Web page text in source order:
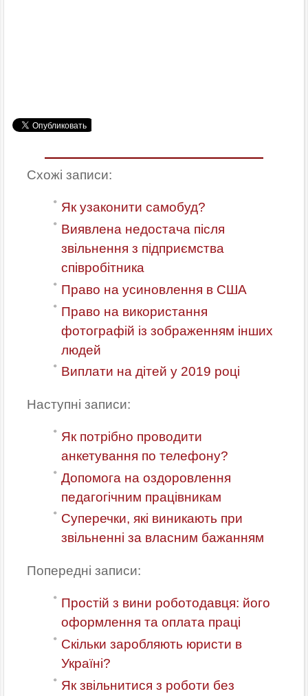
Схожі записи:
Як узаконити самобуд?
Виявлена недостача після
звільнення з підприємства
співробітника
Право на усиновлення в США
Право на використання
фотографій із зображенням інших
людей
Виплати на дітей у 2019 році
Наступні записи:
Як потрібно проводити
анкетування по телефону?
Допомога на оздоровлення
педагогічним працівникам
Cуперечки, які виникають при
звільненні за власним бажанням
Попередні записи:
Простій з вини роботодавця: його
оформлення та оплата праці
Скільки заробляють юристи в
Україні?
Як звільнитися з роботи без